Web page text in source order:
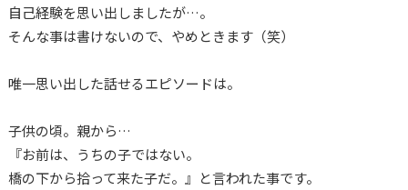
自己経験を思い出しましたが…。
そんな事は書けないので、やめときます（笑）
唯一思い出した話せるエピソードは。
子供の頃。親から…
『お前は、うちの子ではない。
橋の下から拾って来た子だ。』と言われた事です。